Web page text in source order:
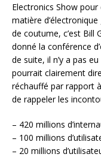
Electronics Show
matière
de coutume, c’est Bill
donné la conférence
de suite, il n’y a pas
pourrait clairement
réchauffé par rapport
de rappeler les
– 420 millions
– 100 millions
– 20 millions